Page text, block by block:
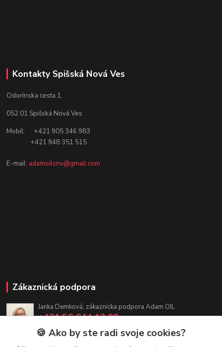
Kontakty Spišská Nová Ves
Odorínska cesta 1,
052 01 Spišská Nová Ves
Mobil: +421 905 346 983
+421 948 351 515
E-mail: adamoilsnv@gmail.com
Zákaznická podpora
Janka Demková, zákaznícka podpora Adam OIL
+421 56 644 12 99
(Po-Pia, 7:30-16 hod.)
🍪 Ako by ste radi svoje cookies?